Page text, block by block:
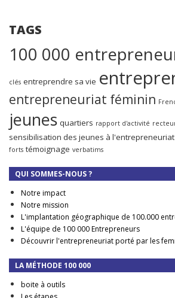
TAGS
100 000
clés entreprendre sa vie
entrepreneuriat féminin
jeunes quartiers rapport d'activité
sensibilisation des jeunes à
forts témoignage verbatims
QUI SOMMES-NOUS ?
Notre impact
Notre mission
L'implantation géographique de 100.000
L'équipe de 100 000 Entrepreneurs
Découvrir l'entrepreneuriat porté par les
LA MÉTHODE 100 000
boite à outils